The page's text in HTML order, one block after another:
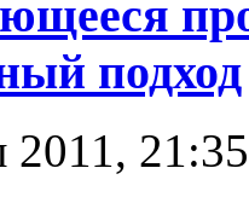
подход
21:35